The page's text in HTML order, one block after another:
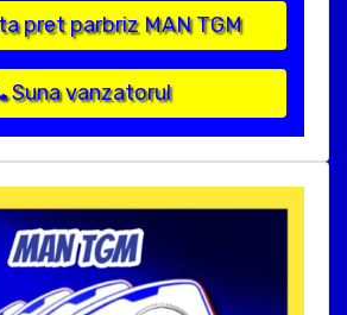
pret parbriz MAN TGM
Suna vanzatorul